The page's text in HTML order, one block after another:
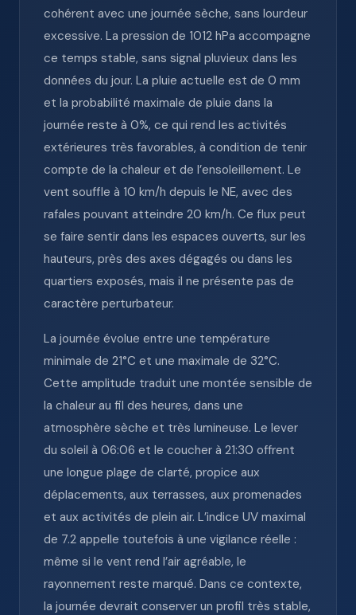
cohérent avec une journée sèche, sans lourdeur
excessive. La pression de 1012 hPa accompagne
ce temps stable, sans signal pluvieux dans les
données du jour. La pluie actuelle est de 0 mm
et la probabilité maximale de pluie dans la
journée reste à 0%, ce qui rend les activités
extérieures très favorables, à condition de tenir
compte de la chaleur et de l’ensoleillement. Le
vent souffle à 10 km/h depuis le NE, avec des
rafales pouvant atteindre 20 km/h. Ce flux peut
se faire sentir dans les espaces ouverts, sur les
hauteurs, près des axes dégagés ou dans les
quartiers exposés, mais il ne présente pas de
caractère perturbateur.
La journée évolue entre une température
minimale de 21°C et une maximale de 32°C.
Cette amplitude traduit une montée sensible de
la chaleur au fil des heures, dans une
atmosphère sèche et très lumineuse. Le lever
du soleil à 06:06 et le coucher à 21:30 offrent
une longue plage de clarté, propice aux
déplacements, aux terrasses, aux promenades
et aux activités de plein air. L’indice UV maximal
de 7.2 appelle toutefois à une vigilance réelle :
même si le vent rend l’air agréable, le
rayonnement reste marqué. Dans ce contexte,
la journée devrait conserver un profil très stable,